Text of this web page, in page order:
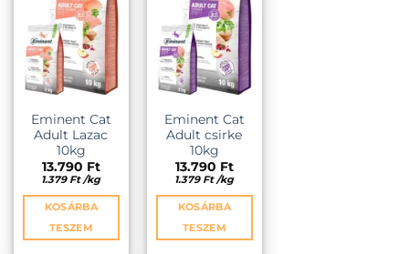
Eminent Cat
Adult Lazac
10kg
13.790 Ft
1.379 Ft /kg
KOSÁRBA
TESZEM
Eminent Cat
Adult csirke
10kg
13.790 Ft
1.379 Ft /kg
KOSÁRBA
TESZEM